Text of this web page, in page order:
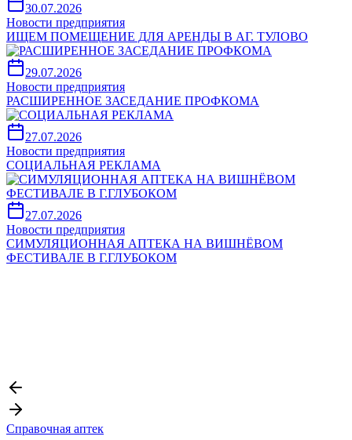
30.07.2026
Новости предприятия
ИЩЕМ ПОМЕЩЕНИЕ ДЛЯ АРЕНДЫ В АГ. ТУЛОВО
29.07.2026
Новости предприятия
РАСШИРЕННОЕ ЗАСЕДАНИЕ ПРОФКОМА
27.07.2026
Новости предприятия
СОЦИАЛЬНАЯ РЕКЛАМА
27.07.2026
Новости предприятия
СИМУЛЯЦИОННАЯ АПТЕКА НА ВИШНЁВОМ
ФЕСТИВАЛЕ В Г.ГЛУБОКОМ
Справочная аптек